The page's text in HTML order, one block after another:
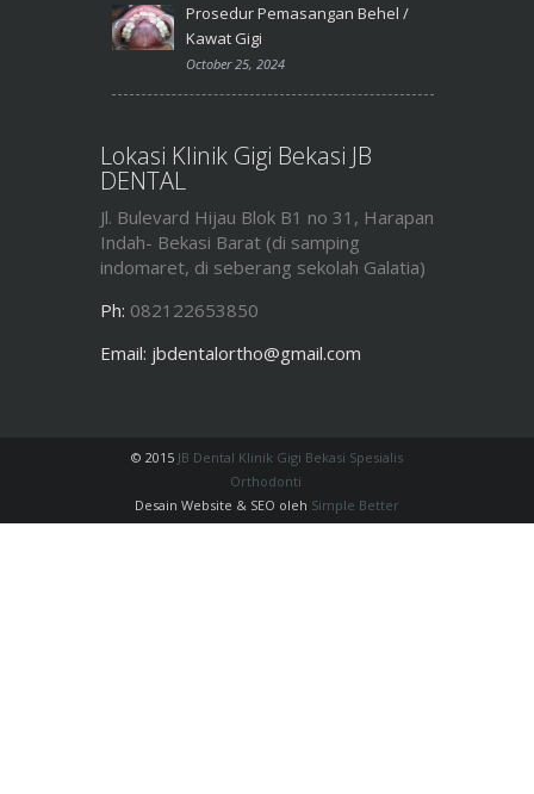
Prosedur Pemasangan Behel /
Kawat Gigi
October 25, 2024
Lokasi Klinik Gigi Bekasi JB
DENTAL
Jl. Bulevard Hijau Blok B1 no 31, Harapan
Indah- Bekasi Barat (di samping
indomaret, di seberang sekolah Galatia)
Ph: 082122653850
Email: jbdentalortho@gmail.com
© 2015 JB Dental Klinik Gigi Bekasi Spesialis
Orthodonti
Desain Website & SEO oleh Simple Better